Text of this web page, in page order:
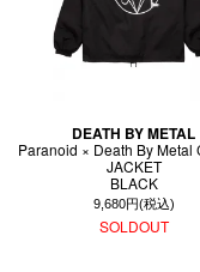
DEATH BY METAL
Paranoid × Death By Metal
JACKET
BLACK
9,680円(税込)
SOLDOUT